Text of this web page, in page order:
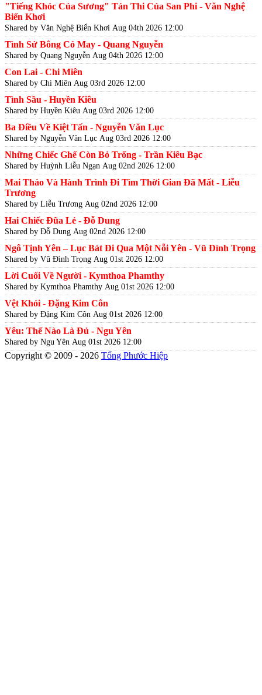
"Tiếng Khóc Của Sương" Tản Thi Của San Phi - Văn Nghệ
Biển Khơi
Shared by Văn Nghệ Biển Khơi Aug 04th 2026 12:00
Tình Sử Bông Cỏ May - Quang Nguyễn
Shared by Quang Nguyễn Aug 04th 2026 12:00
Con Lai - Chi Miên
Shared by Chi Miên Aug 03rd 2026 12:00
Tình Sầu - Huyền Kiêu
Shared by Huyền Kiêu Aug 03rd 2026 12:00
Ba Điều Về Kiệt Tấn - Nguyễn Văn Lục
Shared by Nguyễn Văn Lục Aug 03rd 2026 12:00
Những Chiếc Ghế Còn Bỏ Trống - Trần Kiêu Bạc
Shared by Huỳnh Liễu Ngạn Aug 02nd 2026 12:00
Mai Thảo Và Hành Trình Đi Tìm Thời Gian Đã Mất - Liễu
Trương
Shared by Liễu Trương Aug 02nd 2026 12:00
Hai Chiếc Đũa Lẻ - Đỗ Dung
Shared by Đỗ Dung Aug 02nd 2026 12:00
Ngô Tịnh Yên – Lục Bát Đi Qua Một Nỗi Yên - Vũ Đình Trọng
Shared by Vũ Đình Trọng Aug 01st 2026 12:00
Lời Cuối Về Người - Kymthoa Phamthy
Shared by Kymthoa Phamthy Aug 01st 2026 12:00
Vệt Khói - Đặng Kim Côn
Shared by Đặng Kim Côn Aug 01st 2026 12:00
Yêu: Thế Nào Là Đủ - Ngu Yên
Shared by Ngu Yên Aug 01st 2026 12:00
Copyright © 2009 - 2026 Tống Phước Hiệp